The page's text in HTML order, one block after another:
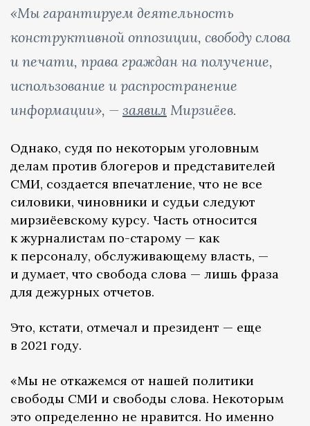
«Мы гарантируем деятельность
конструктивной оппозиции, свободу слова
и печати, права граждан на получение,
использование и распространение
информации», — заявил Мирзиёев.
Однако, судя по некоторым уголовным
делам против блогеров и представителей
СМИ, создается впечатление, что не все
силовики, чиновники и судьи следуют
мирзиёевскому курсу. Часть относится
к журналистам по-старому — как
к персоналу, обслуживающему власть, —
и думает, что свобода слова — лишь фраза
для дежурных отчетов.
Это, кстати, отмечал и президент — еще
в 2021 году.
«Мы не откажемся от нашей политики
свободы СМИ и свободы слова. Некоторым
это определенно не нравится. Но именно